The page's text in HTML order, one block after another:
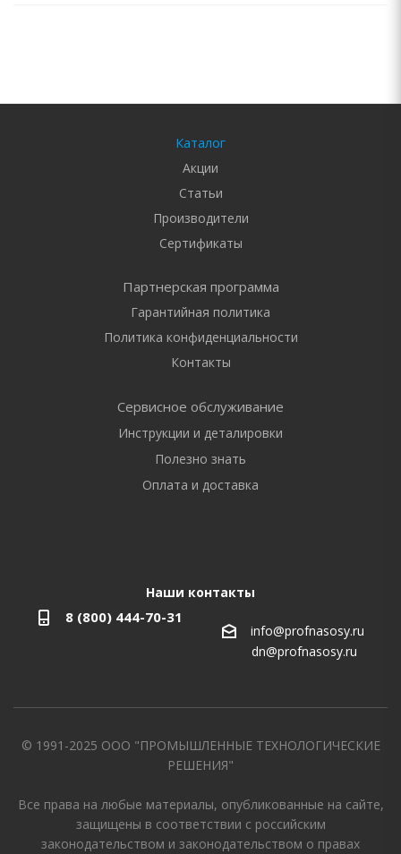
Каталог
Акции
Статьи
Производители
Сертификаты
Партнерская программа
Гарантийная политика
Политика конфиденциальности
Контакты
Сервисное обслуживание
Инструкции и деталировки
Полезно знать
Оплата и доставка
Наши контакты
8 (800) 444-70-31
info@profnasosy.ru
dn@profnasosy.ru
© 1991-2025 ООО "ПРОМЫШЛЕННЫЕ ТЕХНОЛОГИЧЕСКИЕ
РЕШЕНИЯ"
Все права на любые материалы, опубликованные на сайте,
защищены в соответствии с российским
законодательством и законодательством о правах